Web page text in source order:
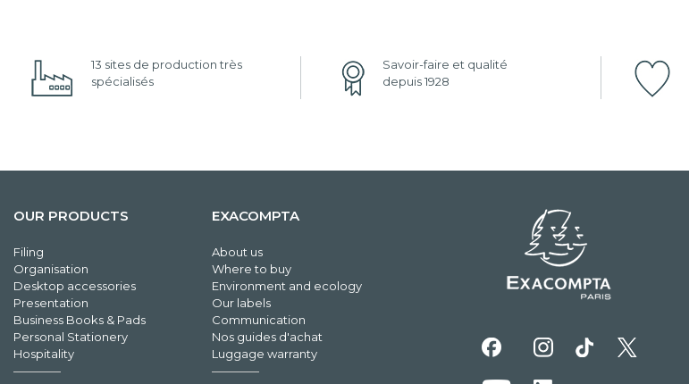
13 sites de production très
spécialisés
Savoir-faire et qualité
depuis 1928
OUR PRODUCTS
Filing
Organisation
Desktop accessories
Presentation
Business Books & Pads
Personal Stationery
Hospitality
EXACOMPTA
About us
Where to buy
Environment and ecology
Our labels
Communication
Nos guides d'achat
Luggage warranty